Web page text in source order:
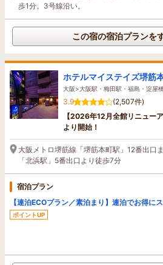
歩1分。3号線沿い。
この宿の宿泊プランを
ホテルマイステイズ堺筋
大阪>大阪駅・梅田駅・福島・淀屋
3.9
(2,507件)
【2026年12月全館リニュー
より開始！
大阪メトロ堺筋線「堺筋本町駅」12番出口
「北浜駅」5番出口より徒歩7分
宿泊プラン
【連泊ECOプラン／素泊まり】連泊でお得に
ポイントUP